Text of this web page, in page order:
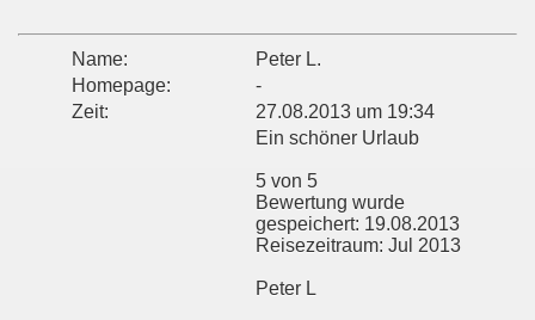
Name:
Peter L.
Homepage:
-
Zeit:
27.08.2013 um 19:34
Ein schöner Urlaub
5 von 5
Bewertung wurde
gespeichert: 19.08.2013
Reisezeitraum: Jul 2013
Peter L